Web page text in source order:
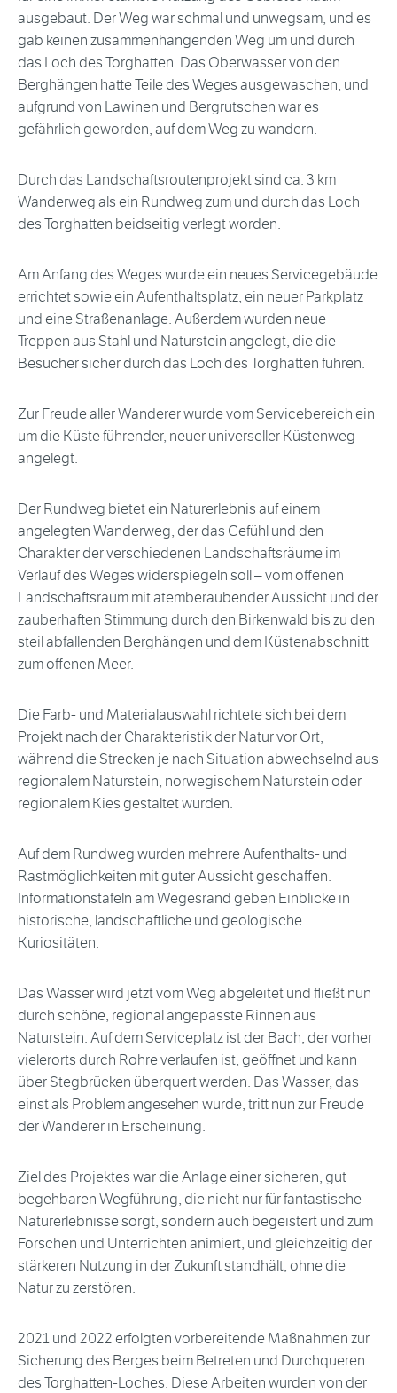
ausgebaut. Der Weg war schmal und unwegsam, und es
gab keinen zusammenhängenden Weg um und durch
das Loch des Torghatten. Das Oberwasser von den
Berghängen hatte Teile des Weges ausgewaschen, und
aufgrund von Lawinen und Bergrutschen war es
gefährlich geworden, auf dem Weg zu wandern.
Durch das Landschaftsroutenprojekt sind ca. 3 km
Wanderweg als ein Rundweg zum und durch das Loch
des Torghatten beidseitig verlegt worden.
Am Anfang des Weges wurde ein neues Servicegebäude
errichtet sowie ein Aufenthaltsplatz, ein neuer Parkplatz
und eine Straßenanlage. Außerdem wurden neue
Treppen aus Stahl und Naturstein angelegt, die die
Besucher sicher durch das Loch des Torghatten führen.
Zur Freude aller Wanderer wurde vom Servicebereich ein
um die Küste führender, neuer universeller Küstenweg
angelegt.
Der Rundweg bietet ein Naturerlebnis auf einem
angelegten Wanderweg, der das Gefühl und den
Charakter der verschiedenen Landschaftsräume im
Verlauf des Weges widerspiegeln soll – vom offenen
Landschaftsraum mit atemberaubender Aussicht und der
zauberhaften Stimmung durch den Birkenwald bis zu den
steil abfallenden Berghängen und dem Küstenabschnitt
zum offenen Meer.
Die Farb- und Materialauswahl richtete sich bei dem
Projekt nach der Charakteristik der Natur vor Ort,
während die Strecken je nach Situation abwechselnd aus
regionalem Naturstein, norwegischem Naturstein oder
regionalem Kies gestaltet wurden.
Auf dem Rundweg wurden mehrere Aufenthalts- und
Rastmöglichkeiten mit guter Aussicht geschaffen.
Informationstafeln am Wegesrand geben Einblicke in
historische, landschaftliche und geologische
Kuriositäten.
Das Wasser wird jetzt vom Weg abgeleitet und fließt nun
durch schöne, regional angepasste Rinnen aus
Naturstein. Auf dem Serviceplatz ist der Bach, der vorher
vielerorts durch Rohre verlaufen ist, geöffnet und kann
über Stegbrücken überquert werden. Das Wasser, das
einst als Problem angesehen wurde, tritt nun zur Freude
der Wanderer in Erscheinung.
Ziel des Projektes war die Anlage einer sicheren, gut
begehbaren Wegführung, die nicht nur für fantastische
Naturerlebnisse sorgt, sondern auch begeistert und zum
Forschen und Unterrichten animiert, und gleichzeitig der
stärkeren Nutzung in der Zukunft standhält, ohne die
Natur zu zerstören.
2021 und 2022 erfolgten vorbereitende Maßnahmen zur
Sicherung des Berges beim Betreten und Durchqueren
des Torghatten-Loches. Diese Arbeiten wurden von der